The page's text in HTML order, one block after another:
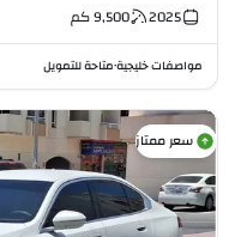
2025
9,500كم
مواصفات خليجية•متاحة للتمويل
سعر ممتاز